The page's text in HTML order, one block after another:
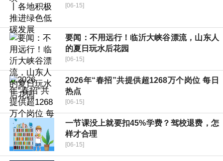
[06-15]
要闻：不用远行！临沂大峡谷漂流，山东人
的夏日玩水后花园
[06-15]
2026年“春招”共提供超1268万个岗位 每日
热点
[06-15]
一节课没上就要扣45%学费？驾校退费，怎
样才合理
[06-15]